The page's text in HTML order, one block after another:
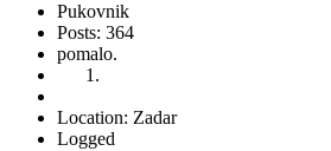
Pukovnik
Posts: 364
pomalo.
Location: Zadar
Logged